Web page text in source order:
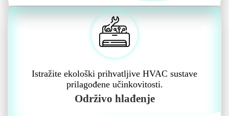
Istražite ekološki prihvatljive HVAC sustave
prilagođene učinkovitosti.
Održivo hlađenje